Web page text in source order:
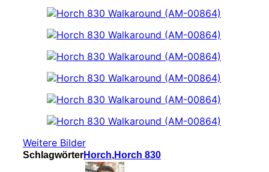
Weitere Bilder
SchlagwörterHorch,Horch 830